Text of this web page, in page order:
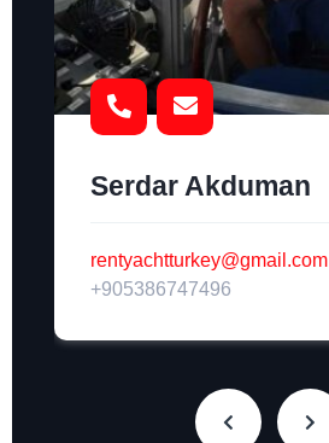
Serdar Akduman
rentyachtturkey@gmail.com
+905386747496